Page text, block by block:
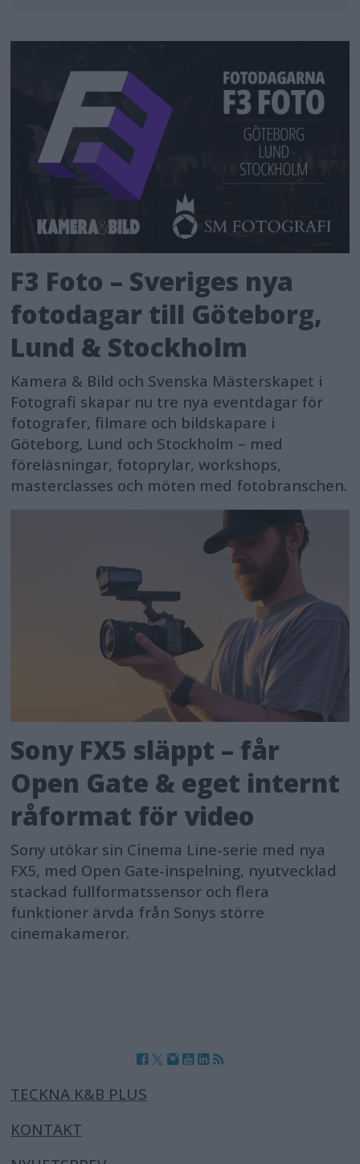
F3 Foto – Sveriges nya
fotodagar till Göteborg,
Lund & Stockholm
Kamera & Bild och Svenska Mästerskapet i
Fotografi skapar nu tre nya eventdagar för
fotografer, filmare och bildskapare i
Göteborg, Lund och Stockholm – med
föreläsningar, fotoprylar, workshops,
masterclasses och möten med fotobranschen.
Sony FX5 släppt – får
Open Gate & eget internt
råformat för video
Sony utökar sin Cinema Line-serie med nya
FX5, med Open Gate-inspelning, nyutvecklad
stackad fullformatssensor och flera
funktioner ärvda från Sonys större
cinemakameror.
TECKNA K&B PLUS
KONTAKT